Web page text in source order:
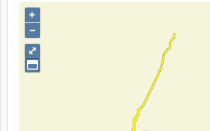
⤢
+
–